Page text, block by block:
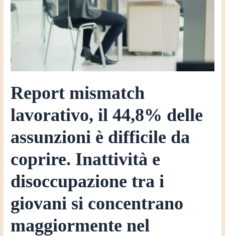
Report mismatch
lavorativo, il 44,8% delle
assunzioni è difficile da
coprire. Inattività e
disoccupazione tra i
giovani si concentrano
maggiormente nel
è
Inattività
e
tra
i
giovani
si
maggiormente
Mezzogiorno